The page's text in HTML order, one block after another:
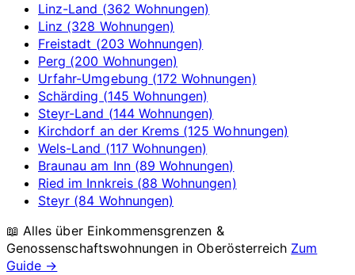
Linz-Land (362 Wohnungen)
Linz (328 Wohnungen)
Freistadt (203 Wohnungen)
Perg (200 Wohnungen)
Urfahr-Umgebung (172 Wohnungen)
Schärding (145 Wohnungen)
Steyr-Land (144 Wohnungen)
Kirchdorf an der Krems (125 Wohnungen)
Wels-Land (117 Wohnungen)
Braunau am Inn (89 Wohnungen)
Ried im Innkreis (88 Wohnungen)
Steyr (84 Wohnungen)
📖 Alles über Einkommensgrenzen &
Genossenschaftswohnungen in Oberösterreich Zum
Guide →